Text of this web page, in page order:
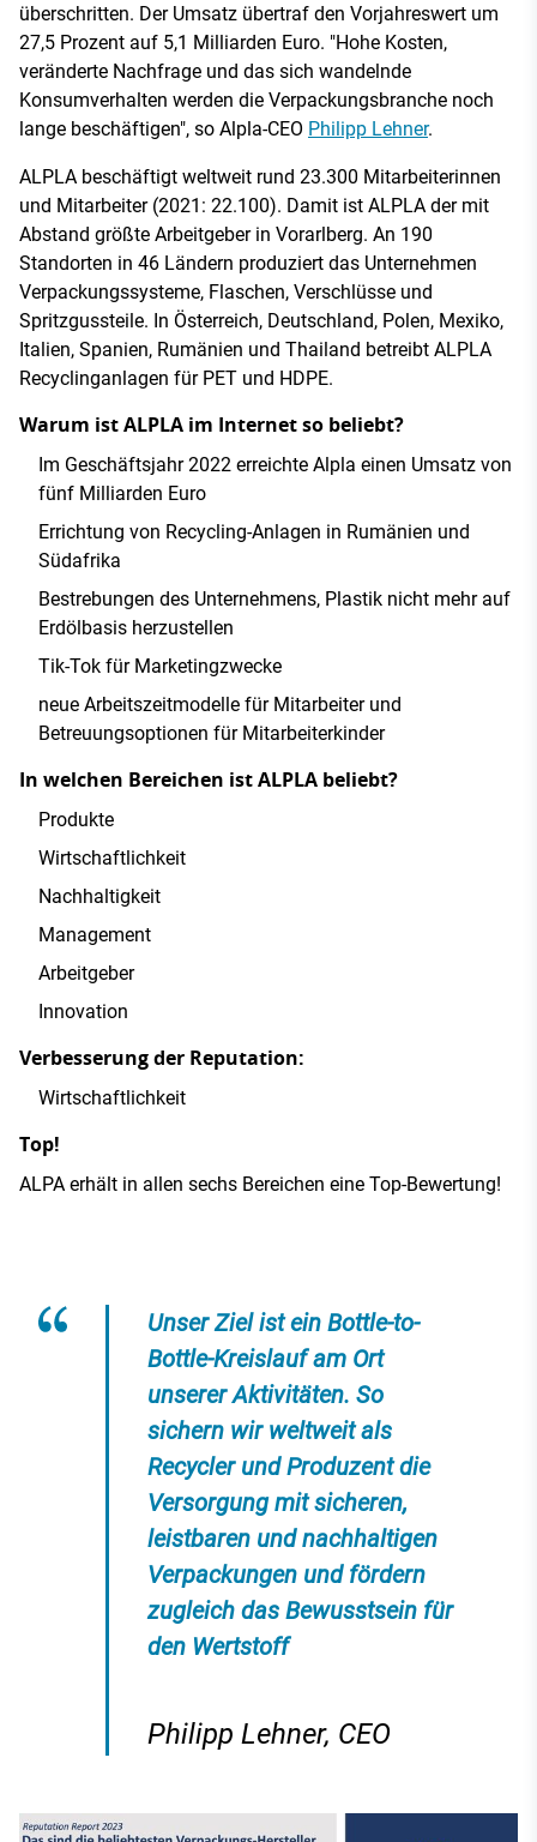
überschritten. Der Umsatz übertraf den Vorjahreswert um
27,5 Prozent auf 5,1 Milliarden Euro. "Hohe Kosten,
veränderte Nachfrage und das sich wandelnde
Konsumverhalten werden die Verpackungsbranche noch
lange beschäftigen", so Alpla-CEO Philipp Lehner.
ALPLA beschäftigt weltweit rund 23.300 Mitarbeiterinnen
und Mitarbeiter (2021: 22.100). Damit ist ALPLA der mit
Abstand größte Arbeitgeber in Vorarlberg. An 190
Standorten in 46 Ländern produziert das Unternehmen
Verpackungssysteme, Flaschen, Verschlüsse und
Spritzgussteile. In Österreich, Deutschland, Polen, Mexiko,
Italien, Spanien, Rumänien und Thailand betreibt ALPLA
Recyclinganlagen für PET und HDPE.
Warum ist ALPLA im Internet so beliebt?
Im Geschäftsjahr 2022 erreichte Alpla einen Umsatz von
fünf Milliarden Euro
Errichtung von Recycling-Anlagen in Rumänien und
Südafrika
Bestrebungen des Unternehmens, Plastik nicht mehr auf
Erdölbasis herzustellen
Tik-Tok für Marketingzwecke
neue Arbeitszeitmodelle für Mitarbeiter und
Betreuungsoptionen für Mitarbeiterkinder
In welchen Bereichen ist ALPLA beliebt?
Produkte
Wirtschaftlichkeit
Nachhaltigkeit
Management
Arbeitgeber
Innovation
Verbesserung der Reputation:
Wirtschaftlichkeit
Top!
ALPA erhält in allen sechs Bereichen eine Top-Bewertung!
Unser Ziel ist ein Bottle-to-
Bottle-Kreislauf am Ort
unserer Aktivitäten. So
sichern wir weltweit als
Recycler und Produzent die
Versorgung mit sicheren,
leistbaren und nachhaltigen
Verpackungen und fördern
zugleich das Bewusstsein für
den Wertstoff
Philipp Lehner, CEO